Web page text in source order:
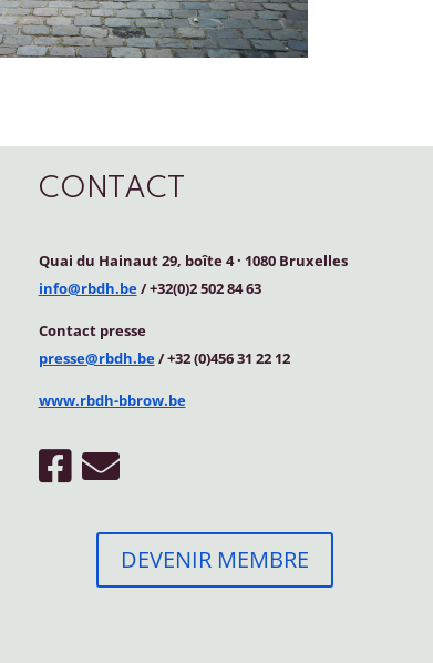
CONTACT
Quai du Hainaut 29, boîte 4· 1080 Bruxelles
info@rbdh.be/ +32(0)2 502 84 63
Contact presse
presse@rbdh.be/ +32 (0)456 31 22 12
www.rbdh-bbrow.be
DEVENIR MEMBRE